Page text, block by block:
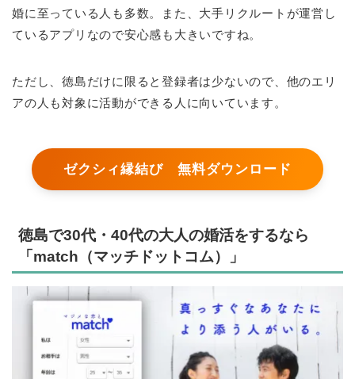
婚に至っている人も多数。また、大手リクルートが運営し
ているアプリなので安心感も大きいですね。
ただし、徳島だけに限ると登録者は少ないので、他のエリ
アの人も対象に活動ができる人に向いています。
ゼクシィ縁結び 無料ダウンロード
徳島で30代・40代の大人の婚活をするなら
「match（マッチドットコム）」